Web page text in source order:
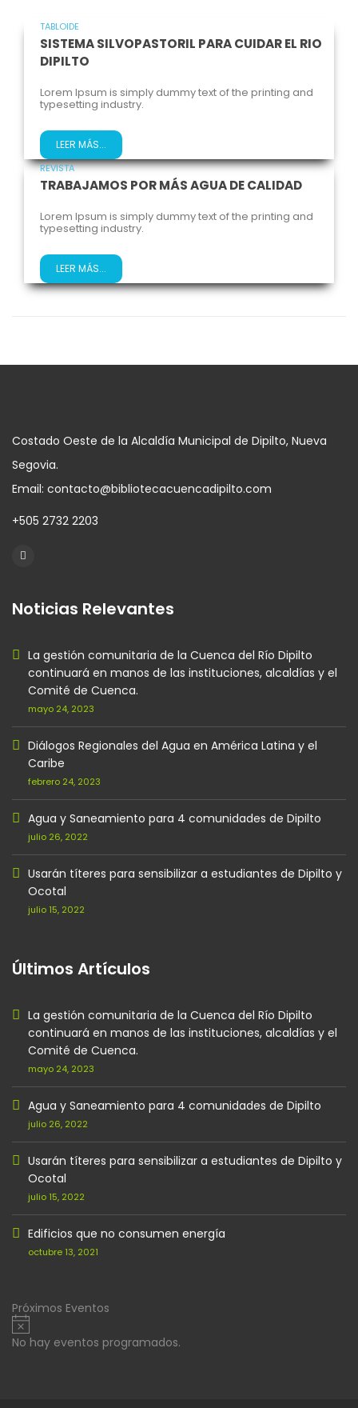
TABLOIDE
SISTEMA SILVOPASTORIL PARA CUIDAR EL RIO
DIPILTO
Lorem Ipsum is simply dummy text of the printing and
typesetting industry.
LEER MÁS...
REVISTA
TRABAJAMOS POR MÁS AGUA DE CALIDAD
Lorem Ipsum is simply dummy text of the printing and
typesetting industry.
LEER MÁS...
Costado Oeste de la Alcaldía Municipal de Dipilto, Nueva
Segovia.
Email: contacto@bibliotecacuencadipilto.com
+505 2732 2203
Noticias Relevantes
La gestión comunitaria de la Cuenca del Río Dipilto
continuará en manos de las instituciones, alcaldías y el
Comité de Cuenca.
mayo 24, 2023
Diálogos Regionales del Agua en América Latina y el
Caribe
febrero 24, 2023
Agua y Saneamiento para 4 comunidades de Dipilto
julio 26, 2022
Usarán títeres para sensibilizar a estudiantes de Dipilto y
Ocotal
julio 15, 2022
Últimos Artículos
La gestión comunitaria de la Cuenca del Río Dipilto
continuará en manos de las instituciones, alcaldías y el
Comité de Cuenca.
mayo 24, 2023
Agua y Saneamiento para 4 comunidades de Dipilto
julio 26, 2022
Usarán títeres para sensibilizar a estudiantes de Dipilto y
Ocotal
julio 15, 2022
Edificios que no consumen energía
octubre 13, 2021
Próximos Eventos
Aviso
No hay eventos programados.